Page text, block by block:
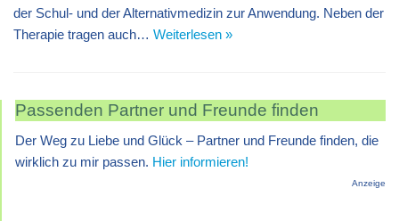
der Schul- und der Alternativmedizin zur Anwendung. Neben der
Therapie tragen auch… Weiterlesen »
Passenden Partner und Freunde finden
Der Weg zu Liebe und Glück – Partner und Freunde finden, die
wirklich zu mir passen. Hier informieren!
Anzeige